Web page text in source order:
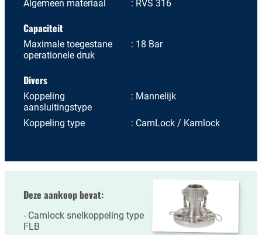
Algemeen materiaal
RVS 316
Capaciteit
Maximale toegestane
operationele druk
18 Bar
Divers
Koppeling
aansluitingstype
Mannelijk
Koppeling type CamLock / Kamlock
Deze aankoop bevat:
Camlock snelkoppeling type
FLB